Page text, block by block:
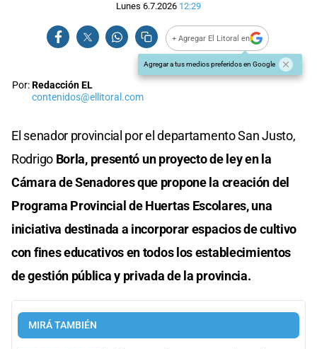
Lunes 6.7.2026 12:29
+ Agregar El Litoral en
Agregar a tus medios preferidos en Google
Por:Redacción EL
contenidos@ellitoral.com
El senador provincial por el departamento San Justo,
Rodrigo Borla, presentó un proyecto de ley en la
Cámara de Senadores que propone la creación del
Programa Provincial de Huertas Escolares, una
iniciativa destinada a incorporar espacios de cultivo
con fines educativos en todos los establecimientos
de gestión pública y privada de la provincia.
MIRÁ TAMBIÉN